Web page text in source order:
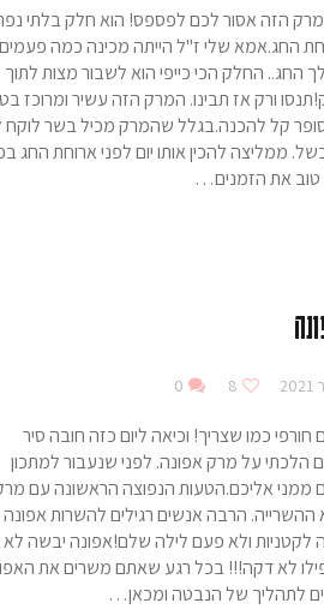
הזה אסור לכם לפספס! הוא חלק בלתי
החג.אמא שלי ז"ל הייתה מכינה כמה פעמים
החג.. החלק הכי כייפי הוא לשבור מצות
ורק אז תבינו. המרק הזה עשיר ומרוכז
קל להכנה.בגלל שהמרק מכיל בשר לוקח
ממליצה להכין אותו יום לפני ארוחת החג
טוב את הזמנים…
8
0
חורפי כמו שצריך! וכיאה ליום כזה חובה סיר
על מרק אפונה. לפני שנעבור למתכון
ממני אליכם.הטעות הנפוצה הראשונה עם
ההשרייה. הרבה אנשים רגילים להשרות אפונה
לקטניות ולא פעם לילה שלם!אפונה יבשה לא
לא דקה!!! בכל רגע שאתם משרים את
לתהליך של הנבטה ומכאן…